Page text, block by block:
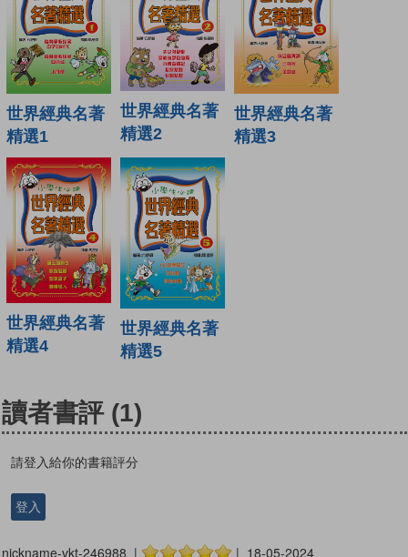
世界經典名著
精選1
世界經典名著
精選2
世界經典名著
精選3
世界經典名著
精選4
世界經典名著
精選5
讀者書評 (1)
請登入給你的書籍評分
登入
nickname-vkt-246988 | | 18-05-2024